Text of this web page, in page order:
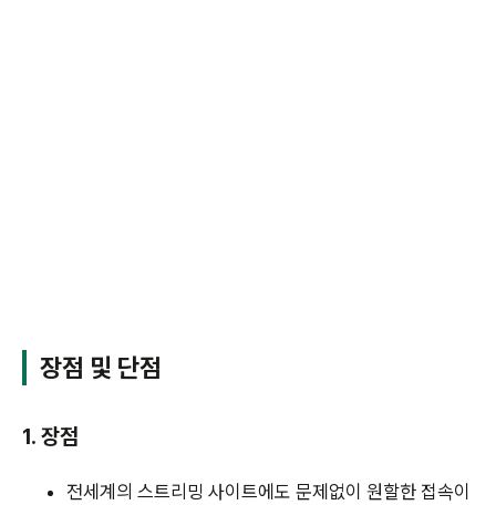
장점 및 단점
1. 장점
전세계의 스트리밍 사이트에도 문제없이 원할한 접속이